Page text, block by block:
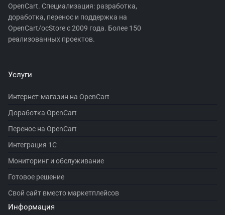
OpenCart. Специализация: разработка,
доработка, перенос и поддержка на
OpenCart/ocStore с 2009 года. Более 150
реализованных проектов.
Услуги
Интернет-магазин на OpenCart
Доработка OpenCart
Перенос на OpenCart
Интеграция 1С
Мониторинг и обслуживание
Готовое решение
Свой сайт вместо маркетплейсов
Информация